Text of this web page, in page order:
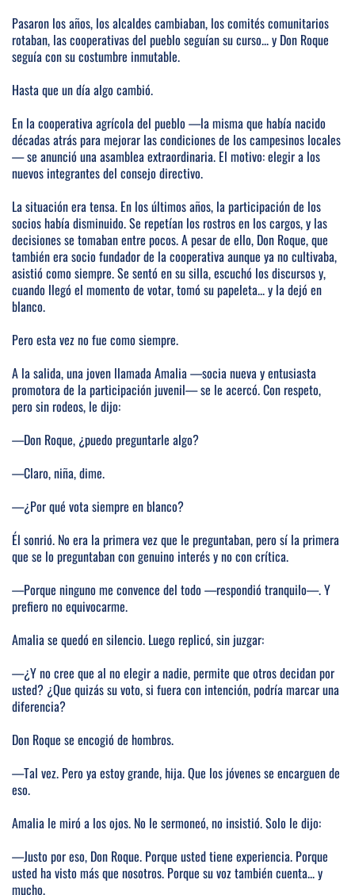
Pasaron los años, los alcaldes cambiaban, los comités comunitarios
rotaban, las cooperativas del pueblo seguían su curso... y Don Roque
seguía con su costumbre inmutable.
Hasta que un día algo cambió.
En la cooperativa agrícola del pueblo —la misma que había nacido
décadas atrás para mejorar las condiciones de los campesinos locales
— se anunció una asamblea extraordinaria. El motivo: elegir a los
nuevos integrantes del consejo directivo.
La situación era tensa. En los últimos años, la participación de los
socios había disminuido. Se repetían los rostros en los cargos, y las
decisiones se tomaban entre pocos. A pesar de ello, Don Roque, que
también era socio fundador de la cooperativa aunque ya no cultivaba,
asistió como siempre. Se sentó en su silla, escuchó los discursos y,
cuando llegó el momento de votar, tomó su papeleta... y la dejó en
blanco.
Pero esta vez no fue como siempre.
A la salida, una joven llamada Amalia —socia nueva y entusiasta
promotora de la participación juvenil— se le acercó. Con respeto,
pero sin rodeos, le dijo:
—Don Roque, ¿puedo preguntarle algo?
—Claro, niña, dime.
—¿Por qué vota siempre en blanco?
Él sonrió. No era la primera vez que le preguntaban, pero sí la primera
que se lo preguntaban con genuino interés y no con crítica.
—Porque ninguno me convence del todo —respondió tranquilo—. Y
prefiero no equivocarme.
Amalia se quedó en silencio. Luego replicó, sin juzgar:
—¿Y no cree que al no elegir a nadie, permite que otros decidan por
usted? ¿Que quizás su voto, si fuera con intención, podría marcar una
diferencia?
Don Roque se encogió de hombros.
—Tal vez. Pero ya estoy grande, hija. Que los jóvenes se encarguen de
eso.
Amalia le miró a los ojos. No le sermoneó, no insistió. Solo le dijo:
—Justo por eso, Don Roque. Porque usted tiene experiencia. Porque
usted ha visto más que nosotros. Porque su voz también cuenta... y
mucho.